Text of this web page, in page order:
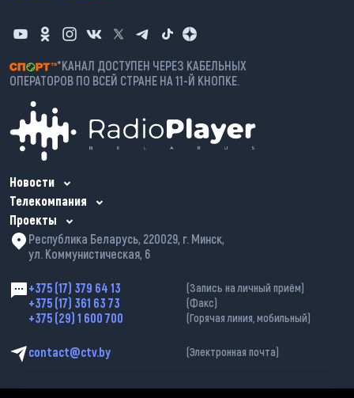
*КАНАЛ ДОСТУПЕН ЧЕРЕЗ КАБЕЛЬНЫХ
ОПЕРАТОРОВ ПО ВСЕЙ СТРАНЕ НА 11-Й КНОПКЕ.
Новости
Телекомпания
Проекты
Республика Беларусь, 220029, г. Минск,
ул. Коммунистическая, 6
+375 (17) 379 64 13 (Запись на личный приём)
+375 (17) 361 63 73 (Факс)
+375 (29) 1 600 700 (Горячая линия, мобильный)
contact@ctv.by (Электронная почта)